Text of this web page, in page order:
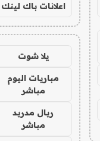
اعلانات باك لينك
يلا شوت
مباريات اليوم
مباشر
ريال مدريد
مباشر